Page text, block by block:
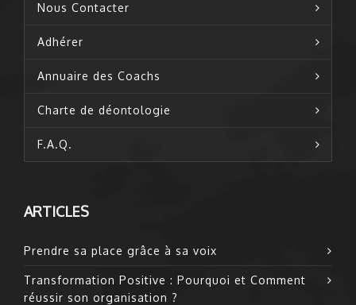
Nous Contacter
Adhérer
Annuaire des Coachs
Charte de déontologie
F.A.Q.
ARTICLES
Prendre sa place grâce à sa voix
Transformation Positive : Pourquoi et Comment
réussir son organisation ?